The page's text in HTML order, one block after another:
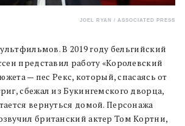
JOEL RYAN / ASSOCIATED PRESS
В 2019 году бельгийский
представил работу «Королевский
— пес Рекс, который, спасаясь от
сбежал из Букингемского дворца,
вернуться домой. Персонажа
британский актер Том Кортни,